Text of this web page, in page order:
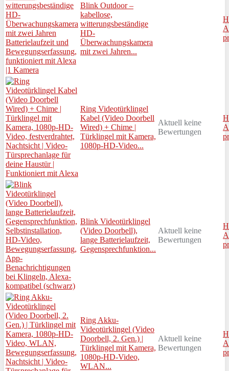
Blink Outdoor –
kabellose,
witterungsbeständige
HD-
Überwachungskamera
mit zwei Jahren...
Ring Videotürklingel
Kabel (Video Doorbell
Wired) + Chime |
Türklingel mit Kamera,
1080p-HD-Video...
Aktuell keine
Bewertungen
Blink Videotürklingel
(Video Doorbell),
lange Batterielaufzeit,
Gegensprechfunktion...
Aktuell keine
Bewertungen
Ring Akku-
Videotürklingel (Video
Doorbell, 2. Gen.) |
Türklingel mit Kamera,
1080p-HD-Video,
WLAN...
Aktuell keine
Bewertungen